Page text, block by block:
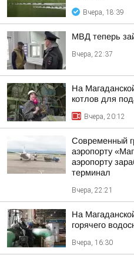
Вчера, 18:39
МВД теперь
Вчера, 22:37
На
котлов для
Вчера, 20:12
Современный
аэропорту
аэропорту
терминал
Вчера, 22:21
На
горячего
Вчера, 16:30